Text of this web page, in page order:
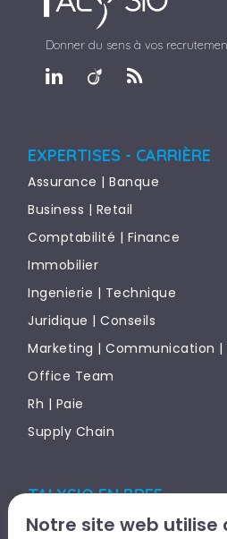
Donner du sens à vos
EXPERTISES - CARRIÈRE
Assurance | Banque
Business | Retail
Comptabilité | Finance
Immobilier
Ingenierie | Technique
Juridique | Conseils
Marketing | Communication |
Office Team
Rh | Paie
Supply Chain
TALYSIO EN BREF
CANDIDAT
Notre site web utilise